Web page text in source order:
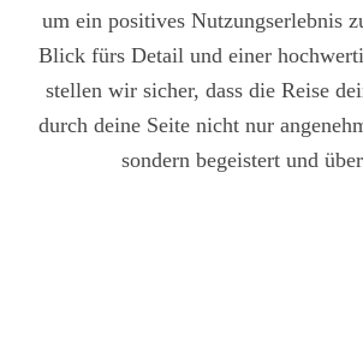
um ein positives Nutzungserlebnis
Blick fürs Detail und einer
stellen wir sicher, dass die Reise
durch deine Seite nicht nur
sondern begeistert und